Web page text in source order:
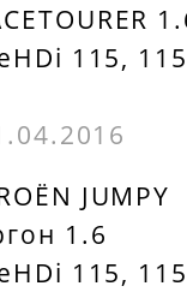
115, 115
JUMPY
1.6
115, 115